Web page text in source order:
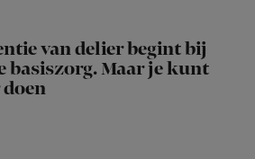
van delier begint bij
basiszorg. Maar je kunt